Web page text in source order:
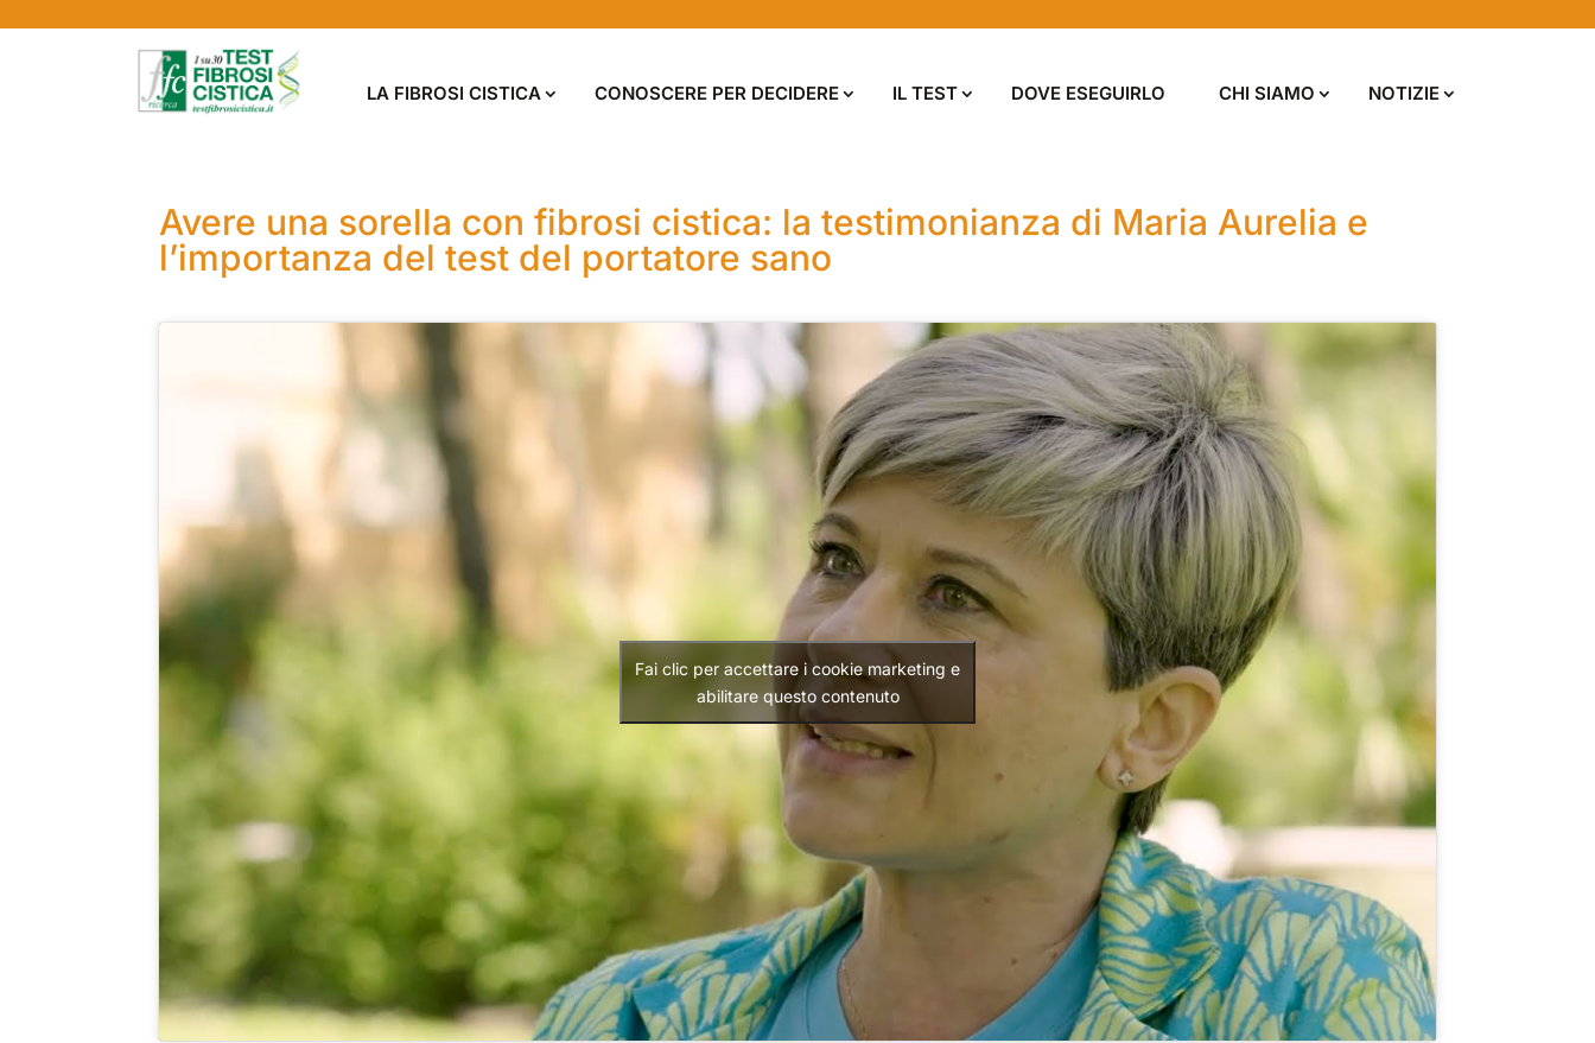
LA FIBROSI CISTICA CONOSCERE PER DECIDERE IL TEST DOVE ESEGUIRLO CHI SIAMO NOTIZIE
Avere una sorella con fibrosi cistica: la testimonianza di Maria Aurelia e
l’importanza del test del portatore sano
Fai clic per accettare i cookie marketing e
abilitare questo contenuto